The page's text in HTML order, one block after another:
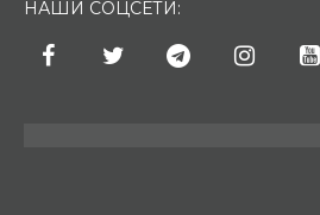
НАШИ СОЦСЕТИ: